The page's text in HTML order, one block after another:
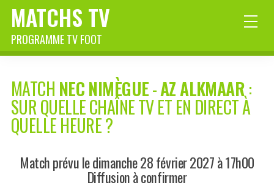
MATCHS TV
PROGRAMME TV FOOT
MATCH NEC NIMÈGUE-AZ ALKMAAR:
SUR QUELLE CHAÎNE TV ET EN DIRECT À
QUELLE HEURE ?
Match prévu le dimanche 28 février 2027 à 17h00
Diffusion à confirmer